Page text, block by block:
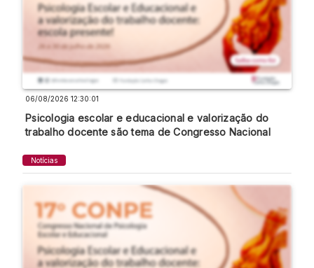
06/08/2026 12:30:01
Psicologia escolar e educacional e valorização do
trabalho docente são tema de Congresso Nacional
Notícias